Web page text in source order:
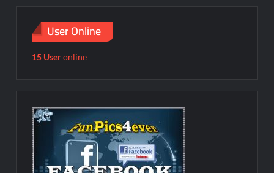
User Online
15 Useronline